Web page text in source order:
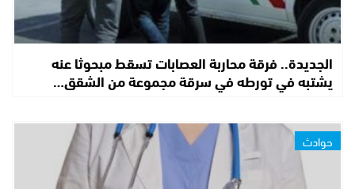
الجديدة.. فرقة محاربة العصابات تسقط مبحوثا عنه
يشتبه في تورطه في سرقة مجموعة من الشقق…
حوادث